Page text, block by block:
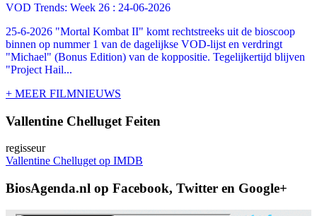
VOD Trends: Week 26 : 24-06-2026
25-6-2026 "Mortal Kombat II" komt rechtstreeks uit de bioscoop
binnen op nummer 1 van de dagelijkse VOD-lijst en verdringt
"Michael" (Bonus Edition) van de koppositie. Tegelijkertijd blijven
"Project Hail...
+ MEER FILMNIEUWS
Vallentine Chelluget Feiten
regisseur
Vallentine Chelluget op IMDB
BiosAgenda.nl op Facebook, Twitter en Google+